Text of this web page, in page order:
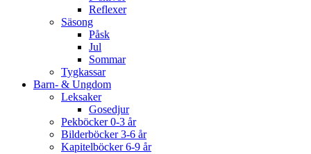
Reflexer
Säsong
Påsk
Jul
Sommar
Tygkassar
Barn- & Ungdom
Leksaker
Gosedjur
Pekböcker 0-3 år
Bilderböcker 3-6 år
Kapitelböcker 6-9 år